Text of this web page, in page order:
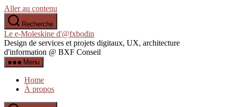
Aller au contenu
Recherche
Le e-Moleskine d'@fxbodin
Design de services et projets digitaux, UX, architecture
d'information @ BXF Conseil
Menu
Home
À propos